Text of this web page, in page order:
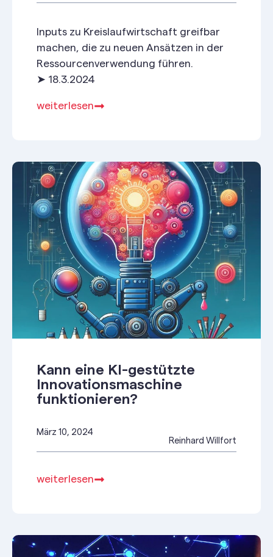
Inputs zu Kreislaufwirtschaft greifbar
machen, die zu neuen Ansätzen in der
Ressourcenverwendung führen.
➤ 18.3.2024
weiterlesen
Kann eine KI-gestützte
Innovationsmaschine
funktionieren?
März 10, 2024
Reinhard Willfort
weiterlesen